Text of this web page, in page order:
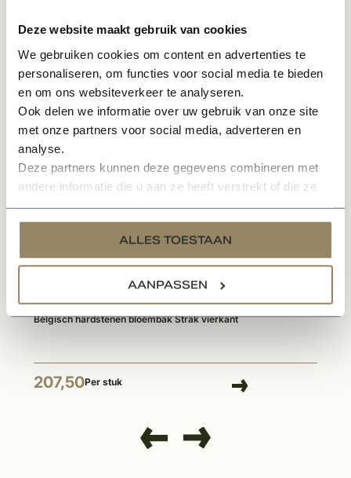
Deze website maakt gebruik van cookies
We gebruiken cookies om content en advertenties te
personaliseren, om functies voor social media te bieden
en om ons websiteverkeer te analyseren.
Ook delen we informatie over uw gebruik van onze site
met onze partners voor social media, adverteren en
analyse.
Deze partners kunnen deze gegevens combineren met
andere informatie die u aan ze heeft verstrekt of die ze
services.
ALLES TOESTAAN
AANPASSEN
afmeting van deze toevoeging is: 8,6 cm
De prijs is per huisnummer
Gerelateerde producten
Belgisch hardstenen bloembak Strak vierkant
207,50Per stuk